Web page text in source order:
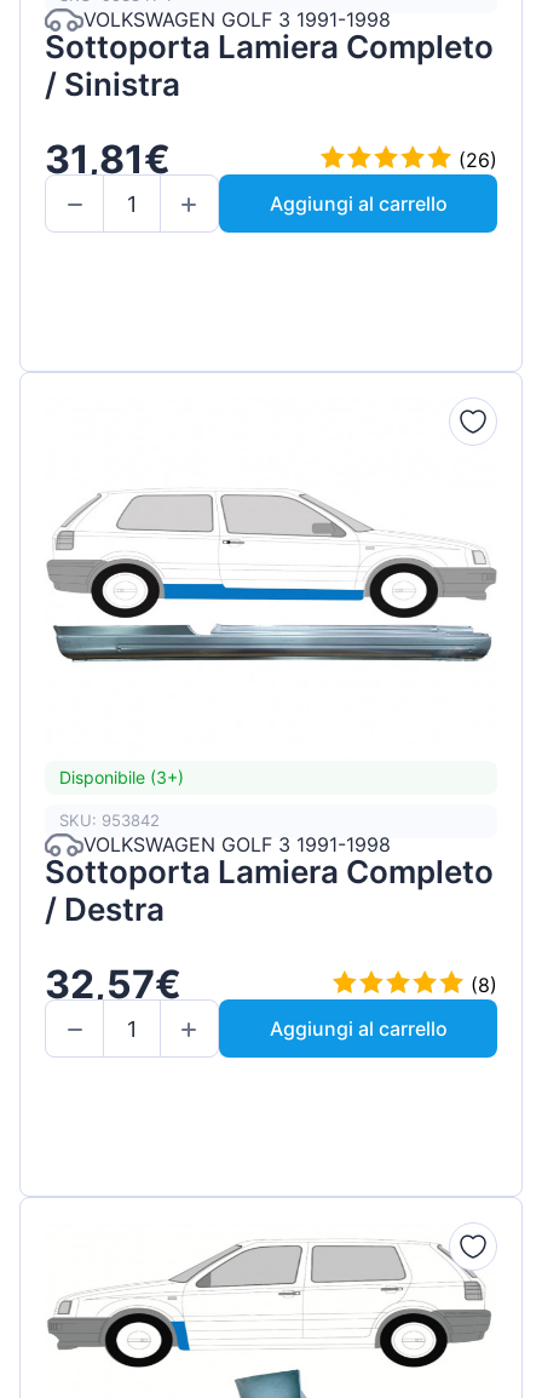
VOLKSWAGEN GOLF 3 1991-1998
Sottoporta Lamiera Completo
/ Sinistra
31,81€
(26)
Aggiungi al carrello
Disponibile (3+)
SKU: 953842
VOLKSWAGEN GOLF 3 1991-1998
Sottoporta Lamiera Completo
/ Destra
32,57€
(8)
Aggiungi al carrello